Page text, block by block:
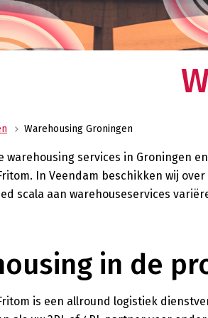
logistiek dienstverlener met
netwerk? Oldenburger|Fritom
logistieke oplossing voor uw
Warehousing Groningen
warehousing services in Groningen
In Veendam beschikken wij
scala aan warehouseservices
in de
is een allround logistiek